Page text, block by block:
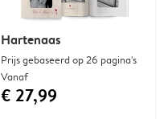
Hartenaas
Prijs gebaseerd op 26 pagina's
Vanaf
€ 27,99